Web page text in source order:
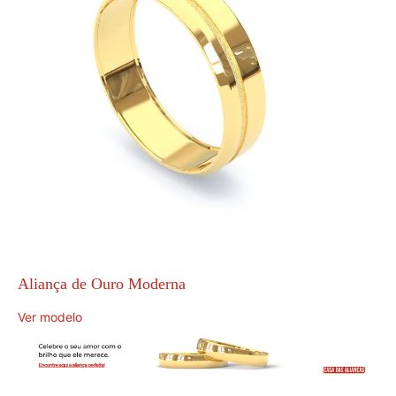
Aliança de Ouro Moderna
Ver modelo